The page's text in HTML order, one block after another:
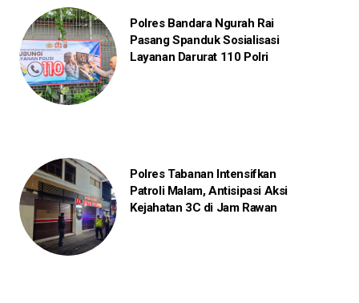
Polres Bandara Ngurah Rai
Pasang Spanduk Sosialisasi
Layanan Darurat 110 Polri
Polres Tabanan Intensifkan
Patroli Malam, Antisipasi Aksi
Kejahatan 3C di Jam Rawan